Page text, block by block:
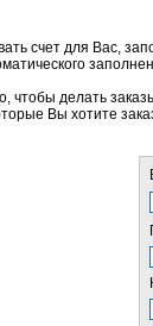
счет для Вас,
чтобы делать
Вы хотите